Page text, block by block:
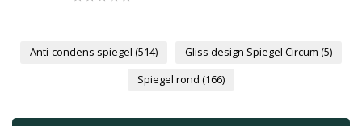
Anti-condens spiegel (514) Gliss design Spiegel Circum (5)
Spiegel rond (166)